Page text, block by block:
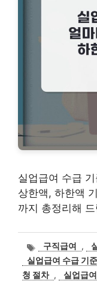
실업급여 수급
상한액, 하한액
까지 총정리해
태
그
구직급여 ,
실업급여 수급 기준
청 절차 , 실업급